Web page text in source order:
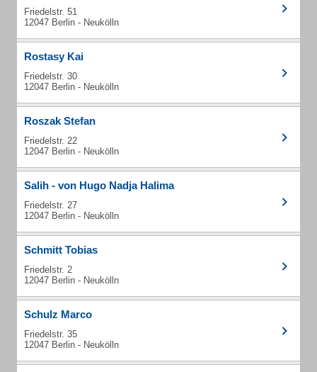
Friedelstr. 51
12047 Berlin - Neukölln
Rostasy Kai
Friedelstr. 30
12047 Berlin - Neukölln
Roszak Stefan
Friedelstr. 22
12047 Berlin - Neukölln
Salih - von Hugo Nadja Halima
Friedelstr. 27
12047 Berlin - Neukölln
Schmitt Tobias
Friedelstr. 2
12047 Berlin - Neukölln
Schulz Marco
Friedelstr. 35
12047 Berlin - Neukölln